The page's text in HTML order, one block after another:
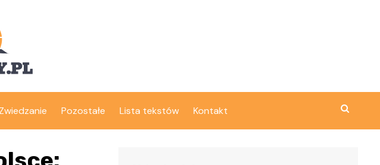
Zwiedzanie Pozostałe Lista tekstów Kontakt